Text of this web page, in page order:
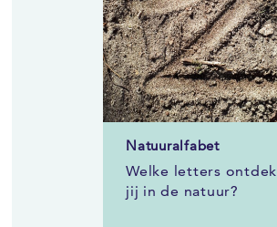
Natuuralfabet
Welke letters ontdek
jij in de natuur?